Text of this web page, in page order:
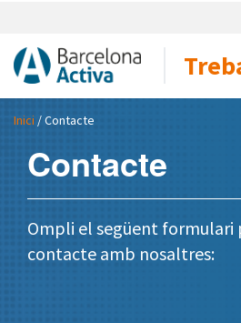
Inici / Contacte
Contacte
Ompli el següent formulari
contacte amb nosaltres: